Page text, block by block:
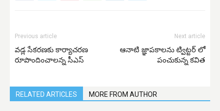
Previous article
వడ్ల సేకరణకు కార్యాచ‌ర‌ణ
రూపొందించాలన్న సీఎస్
Next article
ఆనాటి జ్ఞాపకాలను ట్విట్టర్ లో
పంచుకున్న కవిత
RELATED ARTICLES MORE FROM AUTHOR